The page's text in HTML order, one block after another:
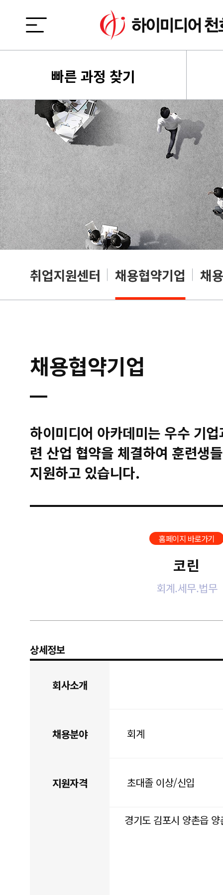
빠른 과정 찾기
취업지원센터 채용협약기업 채
채용협약기업
하이미디어 아카데미는 우수 기
련 산업 협약을 체결하여 훈련생
지원하고 있습니다.
홈페이지 바로가기
코린
회계.세무.법무
상세정보
회사소개
채용분야 회계
지원자격 초대졸 이상/신입
경기도 김포시 양촌읍